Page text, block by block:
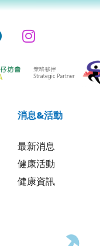
消息&活動
最新消息
健康活動
健康資訊